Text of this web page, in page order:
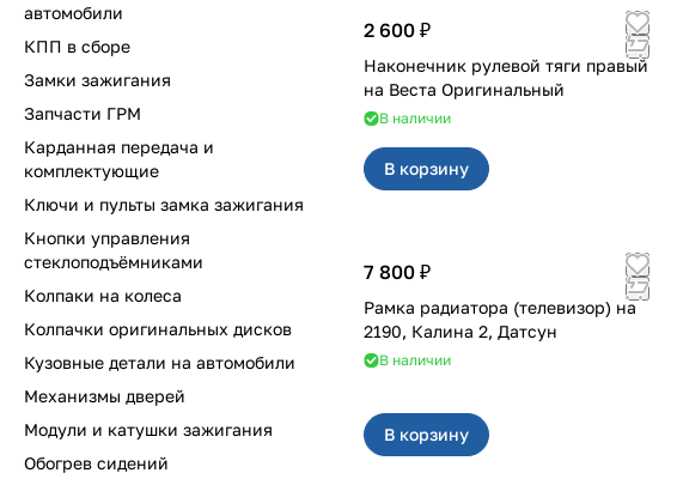
2 600 ₽
Наконечник рулевой тяги правый
на Веста Оригинальный
В наличии
В корзину
7 800 ₽
Рамка радиатора (телевизор) на
2190, Калина 2, Датсун
В наличии
В корзину
автомобили
КПП в сборе
Замки зажигания
Запчасти ГРМ
Карданная передача и
комплектующие
Ключи и пульты замка зажигания
Кнопки управления
стеклоподъёмниками
Колпаки на колеса
Колпачки оригинальных дисков
Кузовные детали на автомобили
Механизмы дверей
Модули и катушки зажигания
Обогрев сидений